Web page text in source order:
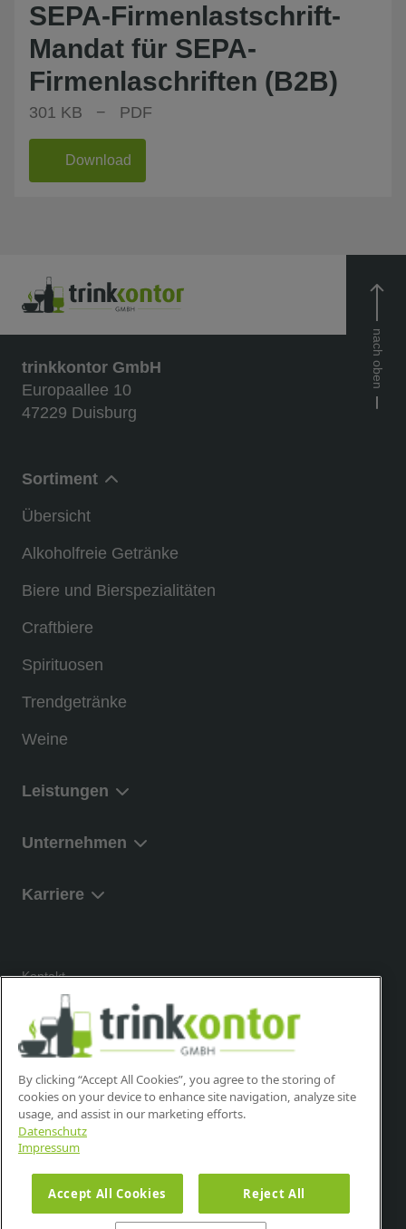
SEPA-Firmenlastschrift-
Mandat für SEPA-
Firmenlaschriften (B2B)
301 KB − PDF
Download
trinkkontor GmbH
Europaallee 10
47229 Duisburg
Sortiment
Übersicht
Alkoholfreie Getränke
Biere und Bierspezialitäten
Craftbiere
Spirituosen
Trendgetränke
Weine
Leistungen
Unternehmen
Karriere
Kontakt
Newsletter
Impressum
Datenschutz
nach oben
By clicking “Accept All Cookies”, you agree to the storing of
cookies on your device to enhance site navigation, analyze site
usage, and assist in our marketing efforts.
Datenschutz
Impressum
Accept All Cookies Reject All